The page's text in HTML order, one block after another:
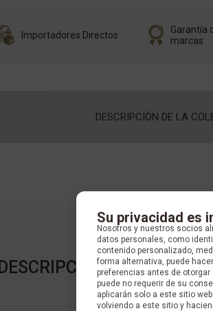
Importadores Directos
Garantía
marcas
DESCRIPCIÓN DE LA
DESCRIPCIÓN DE LA
Su privacidad es
Nosotros y nuestros socios
datos personales, como
contenido personalizado,
forma alternativa, puede
preferencias antes de
puede no requerir de su
aplicarán solo a este sitio
volviendo a este sitio y